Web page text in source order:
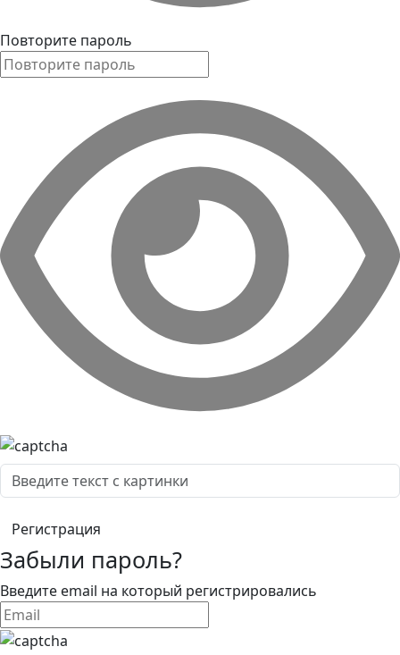
Повторите пароль
Забыли пароль?
Введите email на который регистрировались